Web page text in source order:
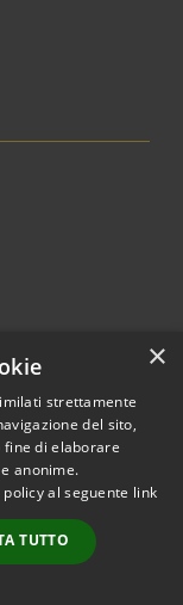
© 2026 • Comune di
• Powered by
•
Accesso
redazione
×
strettamente
del sito,
fine di elaborare
anonime.
al seguente link
TUTTO